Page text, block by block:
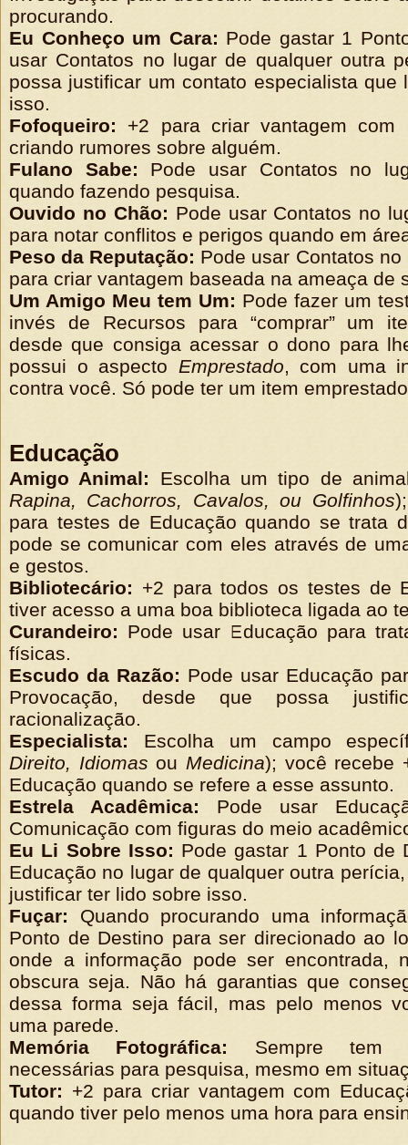
procurando.
Eu Conheço um Cara: Pode gastar 1
usar Contatos no lugar de qualquer outra
possa justificar um contato especialista que
isso.
Fofoqueiro: +2 para criar vantagem com
criando rumores sobre alguém.
Fulano Sabe: Pode usar Contatos no
quando fazendo pesquisa.
Ouvido no Chão: Pode usar Contatos no
para notar conflitos e perigos quando em
Peso da Reputação: Pode usar Contatos
para criar vantagem baseada na ameaça de
Um Amigo Meu tem Um: Pode fazer um
invés de Recursos para “comprar” um
desde que consiga acessar o dono para
possui o aspecto Emprestado, com uma
contra você. Só pode ter um item
Educação
Amigo Animal: Escolha um tipo de
Rapina, Cachorros, Cavalos, ou Golfinhos
para testes de Educação quando se trata
pode se comunicar com eles através de
e gestos.
Bibliotecário: +2 para todos os testes de
tiver acesso a uma boa biblioteca ligada ao
Curandeiro: Pode usar Educação para
físicas.
Escudo da Razão: Pode usar Educação
Provocação, desde que possa
racionalização.
Especialista: Escolha um campo
Direito, Idiomasou Medicina); você recebe
Educação quando se refere a esse assunto.
Estrela Acadêmica: Pode usar
Comunicação com figuras do meio
Eu Li Sobre Isso: Pode gastar 1 Ponto de
Educação no lugar de qualquer outra
justificar ter lido sobre isso.
Fuçar: Quando procurando uma
Ponto de Destino para ser direcionado ao
onde a informação pode ser encontrada,
obscura seja. Não há garantias que
dessa forma seja fácil, mas pelo menos
uma parede.
Memória Fotográfica:
Sempre tem
necessárias para pesquisa, mesmo em
Tutor: +2 para criar vantagem com
quando tiver pelo menos uma hora para